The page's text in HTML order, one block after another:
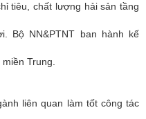
tiêu, chất lượng hải sản tầng
Bộ NN&PTNT ban hành kế
Trung.
liên quan làm tốt công tác